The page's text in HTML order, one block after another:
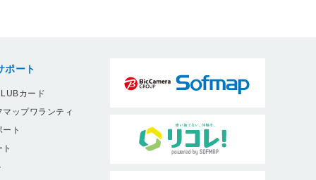
ポート
カード
ップワランティ
ト